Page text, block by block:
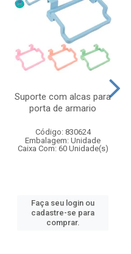
Suporte com alcas para
porta de armario
Código: 830624
Embalagem: Unidade
Caixa Com: 60 Unidade(s)
Faça seu login ou
cadastre-se para
comprar.